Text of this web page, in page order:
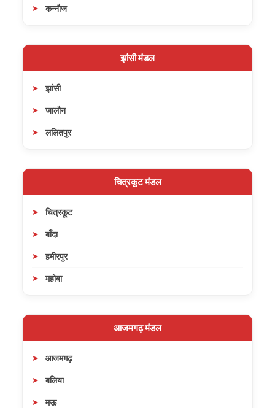
कन्नौज
झांसी मंडल
झांसी
जालौन
ललितपुर
चित्रकूट मंडल
चित्रकूट
बाँदा
हमीरपुर
महोबा
आजमगढ़ मंडल
आजमगढ़
बलिया
मऊ